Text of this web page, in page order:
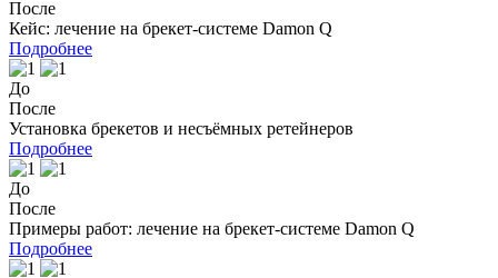
После
Кейс: лечение на брекет-системе Damon Q
Подробнее
До
После
Установка брекетов и несъёмных ретейнеров
Подробнее
До
После
Примеры работ: лечение на брекет-системе Damon Q
Подробнее